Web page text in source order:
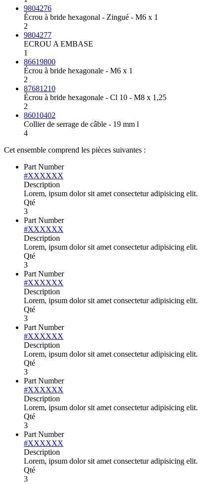
9804276
Écrou à bride hexagonal - Zingué - M6 x 1
2
9804277
ECROU A EMBASE
1
86619800
Écrou à bride hexagonale - M6 x 1
2
87681210
Écrou à bride hexagonale - Cl 10 - M8 x 1,25
2
86010402
Collier de serrage de câble - 19 mm l
4
Cet ensemble comprend les pièces suivantes :
Part Number
#XXXXXX
Description
Lorem, ipsum dolor sit amet consectetur adipisicing elit.
Qté
3
Part Number
#XXXXXX
Description
Lorem, ipsum dolor sit amet consectetur adipisicing elit.
Qté
3
Part Number
#XXXXXX
Description
Lorem, ipsum dolor sit amet consectetur adipisicing elit.
Qté
3
Part Number
#XXXXXX
Description
Lorem, ipsum dolor sit amet consectetur adipisicing elit.
Qté
3
Part Number
#XXXXXX
Description
Lorem, ipsum dolor sit amet consectetur adipisicing elit.
Qté
3
Part Number
#XXXXXX
Description
Lorem, ipsum dolor sit amet consectetur adipisicing elit.
Qté
3